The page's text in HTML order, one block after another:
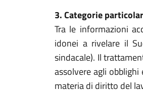
3. Categorie
Tra le informazioni
idonei a rivelare il
sindacale). Il
assolvere agli
materia di diritto del